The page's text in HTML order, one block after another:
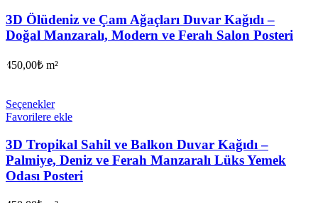
3D Ölüdeniz ve Çam Ağaçları Duvar Kağıdı –
Doğal Manzaralı, Modern ve Ferah Salon Posteri
450,00₺ m²
Seçenekler
Favorilere ekle
3D Tropikal Sahil ve Balkon Duvar Kağıdı –
Palmiye, Deniz ve Ferah Manzaralı Lüks Yemek
Odası Posteri